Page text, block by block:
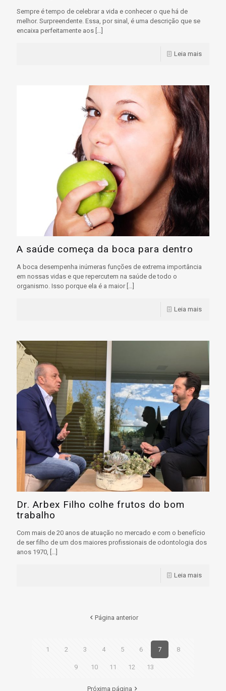
Sempre é tempo de celebrar a vida e conhecer o que há de
melhor. Surpreendente. Essa, por sinal, é uma descrição que se
encaixa perfeitamente aos
Leia mais
A saúde começa da boca para dentro
A boca desempenha inúmeras funções de extrema importância
em nossas vidas e que repercutem na saúde de todo o
organismo. Isso porque ela é a maior
Leia mais
Dr. Arbex Filho colhe frutos do bom
trabalho
Com mais de 20 anos de atuação no mercado e com o benefício
de ser filho de um dos maiores profissionais de odontologia dos
anos 1970, […]
Leia mais
Página anterior
1 2 3 4 5 6 7 8
9 10 11 12 13
Próxima página